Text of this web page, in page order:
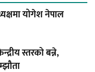
योगेश नेपाल
स्तरको बन्ने,